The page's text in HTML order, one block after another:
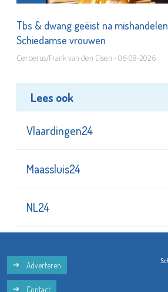
Tbs & dwang geëist na mishandelen
Schiedamse vrouwen
Cerberus/Frank van den Elsen - 06-08-2026
Lees ook
Vlaardingen24
Maassluis24
NL24
Adverteren
Contact